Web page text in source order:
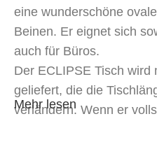
eine wunderschöne
Beinen. Er eignet sich
auch für Büros.
Der ECLIPSE Tisch wird
geliefert, die die
verlängern. Wenn er
Mehr lesen